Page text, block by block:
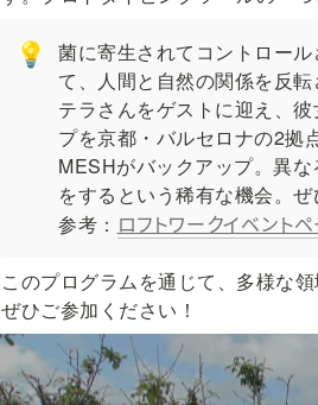
💡
菌に寄生されてコントロー
て、人間と自然の関係を反
テラさんをゲストに迎え、
プを京都・バルセロナの2拠
MESHがバックアップ。異
をするという稀有な機会。ぜ
参考： ロフトワークイベント
このプログラムを通じて、多様な
ぜひご参加ください！